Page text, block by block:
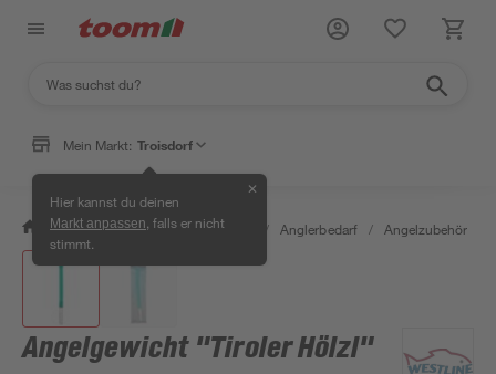
Mein Markt: Troisdorf
Hier kannst du deinen
Markt anpassen , falls er nicht
stimmt.
✕
/ Garten & Freizeit / Tierbedarf / Anglerbedarf / Angelzubehör
Angelgewicht "Tiroler Hölzl"